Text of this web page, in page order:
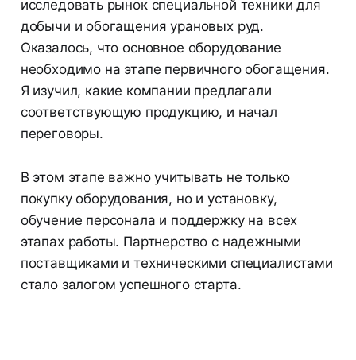
исследовать рынок специальной техники для
добычи и обогащения урановых руд.
Оказалось, что основное оборудование
необходимо на этапе первичного обогащения.
Я изучил, какие компании предлагали
соответствующую продукцию, и начал
переговоры.
В этом этапе важно учитывать не только
покупку оборудования, но и установку,
обучение персонала и поддержку на всех
этапах работы. Партнерство с надежными
поставщиками и техническими специалистами
стало залогом успешного старта.